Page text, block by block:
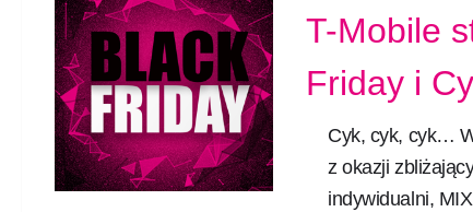
T-Mobile
Friday i
Cyk, cyk, cyk…
z okazji
indywidualni,